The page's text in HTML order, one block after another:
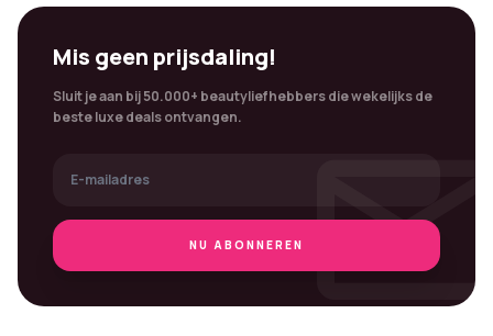
Mis geen prijsdaling!
Sluit je aan bij 50.000+ beautyliefhebbers die wekelijks de
beste luxe deals ontvangen.
NU ABONNEREN